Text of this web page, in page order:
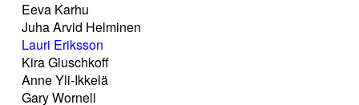
Eeva Karhu
Juha Arvid Helminen
Lauri Eriksson
Kira Gluschkoff
Anne Yli-Ikkelä
Gary Wornell